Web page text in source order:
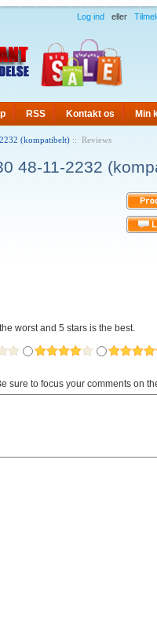
Log ind eller
RSS Kontakt os Min
(kompatibelt) :: Reviews
48-11-2232
worst and 5 stars is the best.
sure to focus your comments on